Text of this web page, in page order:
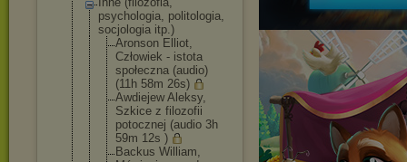
psychologia, politologia,
socjologia itp.)
Aronson Elliot,
Człowiek - istota
społeczna (audio)
(11h 58m 26s)
Awdiejew Aleksy,
Szkice z filozofii
potocznej (audio 3h
59m 12s )
Backus William,